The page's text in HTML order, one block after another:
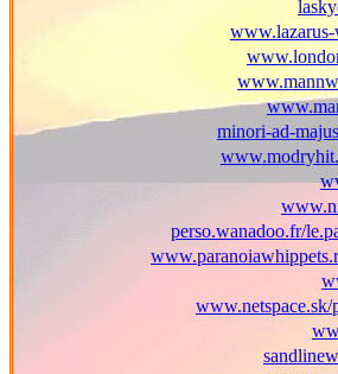
minori-ad-
perso.wanadoo.fr/